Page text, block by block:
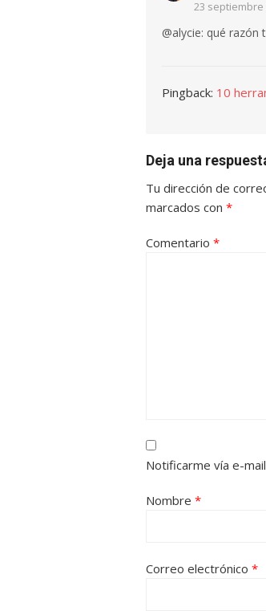
23 septiembre
@alycie: qué
Pingback: 10
Deja una
Tu dirección de
marcados con *
Comentario *
Notificarme vía e-
Nombre *
Correo electrónico *